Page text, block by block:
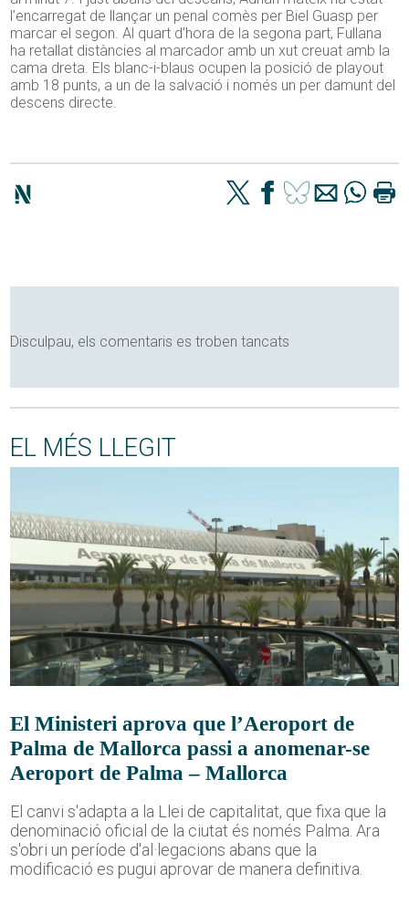
l’encarregat de llançar un penal comès per Biel Guasp per
marcar el segon. Al quart d’hora de la segona part, Fullana
ha retallat distàncies al marcador amb un xut creuat amb la
cama dreta. Els blanc-i-blaus ocupen la posició de playout
amb 18 punts, a un de la salvació i només un per damunt del
descens directe.
Disculpau, els comentaris es troben tancats
EL MÉS LLEGIT
El Ministeri aprova que l’Aeroport de
Palma de Mallorca passi a anomenar-se
Aeroport de Palma – Mallorca
El canvi s'adapta a la Llei de capitalitat, que fixa que la
denominació oficial de la ciutat és només Palma. Ara
s'obri un període d'al·legacions abans que la
modificació es pugui aprovar de manera definitiva.